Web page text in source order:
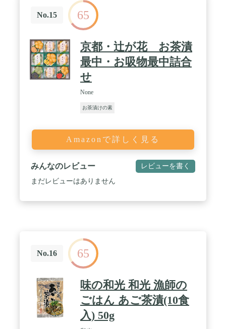
No.15 65
京都・辻が花 お茶漬
最中・お吸物最中詰合
せ
None
お茶漬けの素
Amazonで詳しく見る
みんなのレビュー レビューを書く
まだレビューはありません
No.16 65
味の和光 和光 漁師の
ごはん あご茶漬(10食
入) 50g